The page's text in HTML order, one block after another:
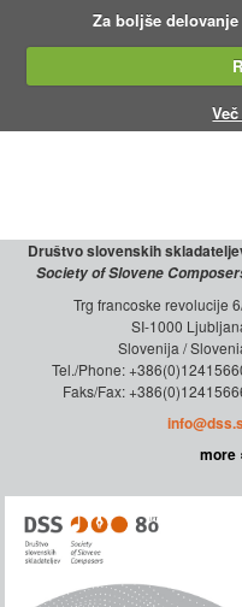
Za boljše
Društvo slovenskih
Society of Slovene
Trg francoske revolucije
SI-1000
Slovenija /
Tel./Phone:
Faks/Fax:
more